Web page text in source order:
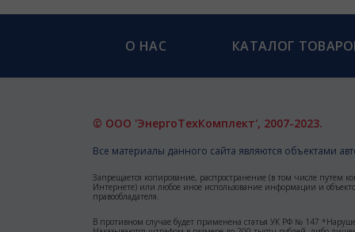
О НАС КАТАЛОГ
© ООО 'ЭнергоТехКомплект', 2007-2023.
Все материалы данного сайта являются объектами
Запрещается копирование, распространение (в том числе путем
Интернете) или любое иное использование информации и
правообладателя.
В противном случае будет применена статья УК РФ № 147